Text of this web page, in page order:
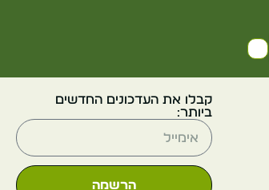
קבלו את העדכונים החדשים
ביותר:
הרשמה